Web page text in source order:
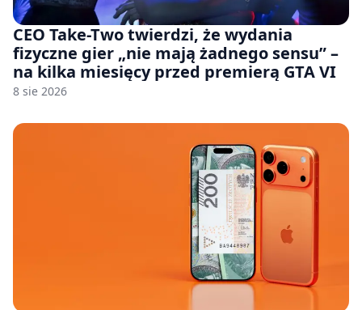
CEO Take-Two twierdzi, że wydania
fizyczne gier „nie mają żadnego sensu” –
na kilka miesięcy przed premierą GTA VI
8 sie 2026